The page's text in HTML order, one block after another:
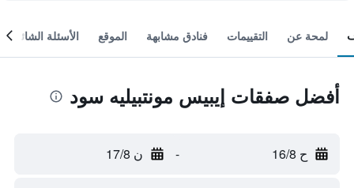
لمحة عن التقييمات فنادق مشابهة الموقع الأسئلة الشائعة
أفضل صفقات إيبيس مونتبيليه سود
ح 16/8 - ن 17/8